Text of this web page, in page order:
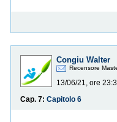
Congiu Walter
Recensore
13/06/21, ore
Cap. 7: Capitolo 6